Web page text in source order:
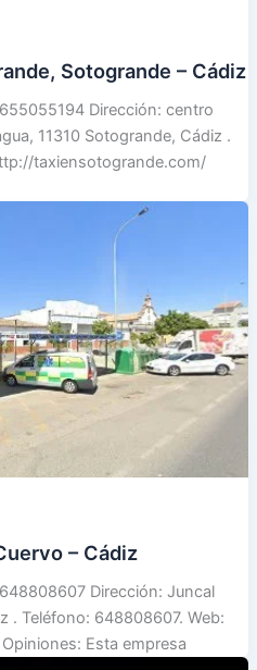
Sotogrande – Cádiz
Dirección: centro
11310 Sotogrande, Cádiz .
taxiensotogrande.com/
– Cádiz
Dirección: Juncal
. Teléfono: 648808607. Web:
Esta empresa